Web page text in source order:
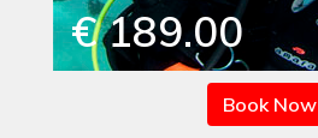
€ 189.00
Book Now